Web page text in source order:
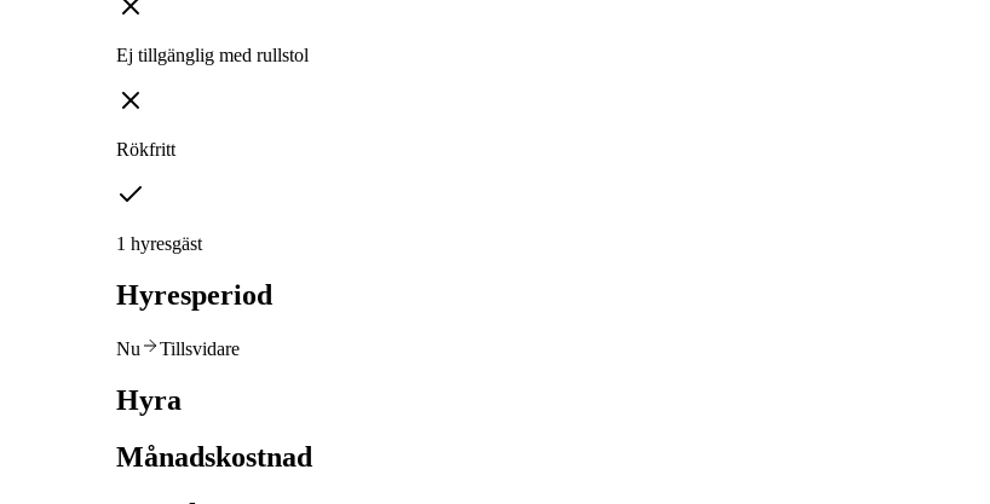
Ej tillgänglig med rullstol
Rökfritt
1 hyresgäst
Hyresperiod
Nu Tillsvidare
Hyra
Månadskostnad